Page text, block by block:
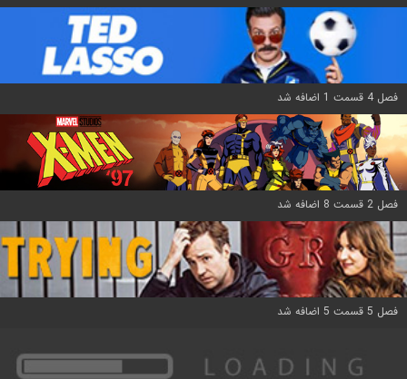
فصل 4 قسمت 1 اضافه شد
فصل 2 قسمت 8 اضافه شد
فصل 5 قسمت 5 اضافه شد